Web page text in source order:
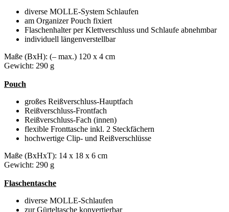
diverse MOLLE-System Schlaufen
am Organizer Pouch fixiert
Flaschenhalter per Klettverschluss und Schlaufe abnehmbar
individuell längenverstellbar
Maße (BxH): (– max.) 120 x 4 cm
Gewicht: 290 g
Pouch
großes Reißverschluss-Hauptfach
Reißverschluss-Frontfach
Reißverschluss-Fach (innen)
flexible Fronttasche inkl. 2 Steckfächern
hochwertige Clip- und Reißverschlüsse
Maße (BxHxT): 14 x 18 x 6 cm
Gewicht: 290 g
Flaschentasche
diverse MOLLE-Schlaufen
zur Gürteltasche konvertierbar